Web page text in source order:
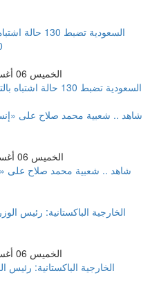
الخميس 06 أغسطس 2026 11:27 مساءً
الخميس 06 أغسطس 2026 09:23 صباحاً
شاهد .. شعبية محمد صلاح على
الخميس 06 أغسطس 2026 11:27 مساءً
الخارجية الباكستانية: رئيس